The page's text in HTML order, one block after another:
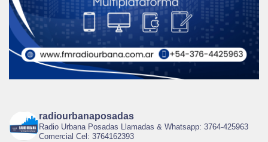
radiourbanaposadas
Radio Urbana Posadas Llamadas & Whatsapp: 3764-425963
Comercial Cel: 3764162393